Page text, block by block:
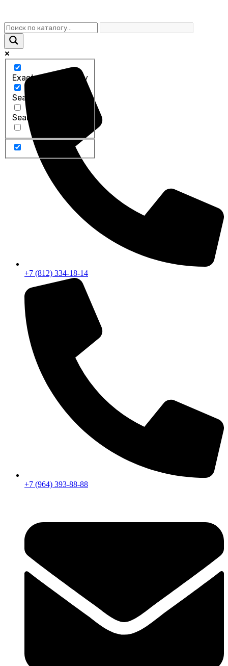
Exact matches only
Search in title
Search in content
+7 (812) 334-18-14
+7 (964) 393-88-88